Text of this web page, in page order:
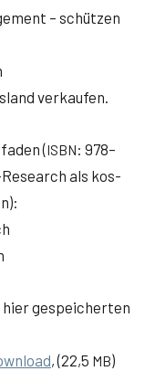
– schüt­zen
verkaufen.
(ISBN: 978–
Rese­arch als kos­
hier gespei­cher­ten
, (22,5 MB)